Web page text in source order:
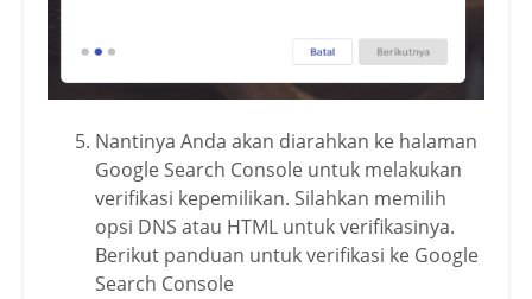
Nantinya Anda akan diarahkan ke halaman
Google Search Console untuk melakukan
verifikasi kepemilikan. Silahkan memilih
opsi DNS atau HTML untuk verifikasinya.
Berikut panduan untuk verifikasi ke Google
Search Console